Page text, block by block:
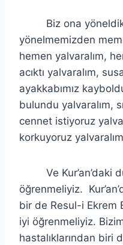
Biz ona
yönelmemizden
hemen yalvaralım,
acıktı yalvaralım,
ayakkabımız
bulundu yalvaralım,
cennet istiyoruz
korkuyoruz
Ve Kur’an’daki
öğrenmeliyiz.
bir de Resul-i Ekrem
iyi öğrenmeliyiz.
hastalıklarından biri